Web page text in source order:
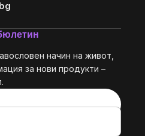
начин на живот,
за нови продукти –